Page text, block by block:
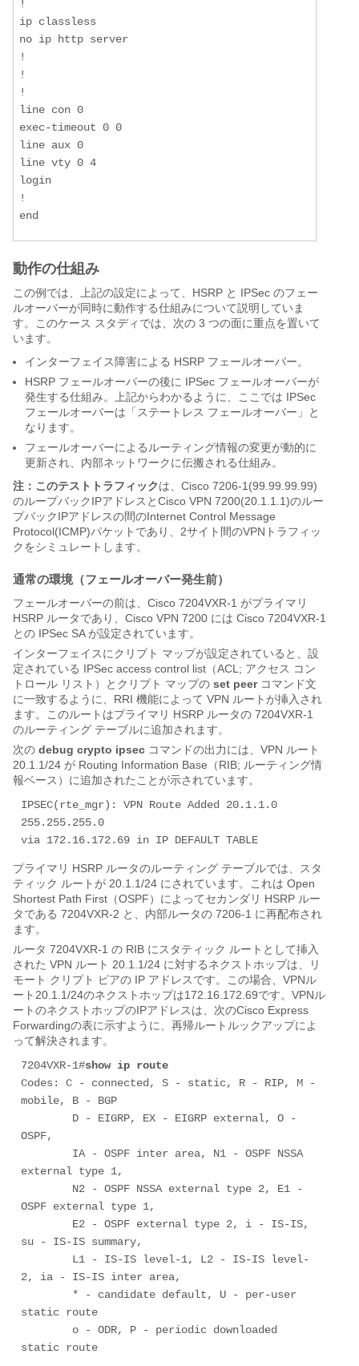
!
ip classless
no ip http server
!
!
!
line con 0
exec-timeout 0 0
line aux 0
line vty 0 4
login
!
end
動作の仕組み
この例では、上記の設定によって、HSRP と IPSec のフェー
ルオーバーが同時に動作する仕組みについて説明していま
す。このケース スタディでは、次の 3 つの面に重点を置いて
います。
インターフェイス障害による HSRP フェールオーバー。
HSRP フェールオーバーの後に IPSec フェールオーバーが
発生する仕組み。上記からわかるように、ここでは IPSec
フェールオーバーは「ステートレス フェールオーバー」と
なります。
フェールオーバーによるルーティング情報の変更が動的に
更新され、内部ネットワークに伝搬される仕組み。
注：このテストトラフィックは、Cisco 7206-1(99.99.99.99)
のループバックIPアドレスとCisco VPN 7200(20.1.1.1)のルー
プバックIPアドレスの間のInternet Control Message
Protocol(ICMP)パケットであり、2サイト間のVPNトラフィッ
クをシミュレートします。
通常の環境（フェールオーバー発生前）
フェールオーバーの前は、Cisco 7204VXR-1 がプライマリ
HSRP ルータであり、Cisco VPN 7200 には Cisco 7204VXR-1
との IPSec SA が設定されています。
インターフェイスにクリプト マップが設定されていると、設
定されている IPSec access control list（ACL; アクセス コン
トロール リスト）とクリプト マップの set peerコマンド文
に一致するように、RRI 機能によって VPN ルートが挿入され
ます。このルートはプライマリ HSRP ルータの 7204VXR-1
のルーティング テーブルに追加されます。
次の debug crypto ipsec コマンドの出力には、VPN ルート
20.1.1/24 が Routing Information Base（RIB; ルーティング情
報ベース）に追加されたことが示されています。
IPSEC(rte_mgr): VPN Route Added 20.1.1.0
255.255.255.0
via 172.16.172.69 in IP DEFAULT TABLE
プライマリ HSRP ルータのルーティング テーブルでは、スタ
ティック ルートが 20.1.1/24 にされています。これは Open
Shortest Path First（OSPF）によってセカンダリ HSRP ルー
タである 7204VXR-2 と、内部ルータの 7206-1 に再配布され
ます。
ルータ 7204VXR-1 の RIB にスタティック ルートとして挿入
された VPN ルート 20.1.1/24 に対するネクストホップは、リ
モート クリプト ピアの IP アドレスです。この場合、VPNル
ート20.1.1/24のネクストホップは172.16.172.69です。VPNル
ートのネクストホップのIPアドレスは、次のCisco Express
Forwardingの表に示すように、再帰ルートルックアップによ
って解決されます。
7204VXR-1#show ip route
Codes: C - connected, S - static, R - RIP, M -
mobile, B - BGP
OSPF,
external type 1,
OSPF external type 1,
su - IS-IS summary,
2, ia - IS-IS inter area,
static route
static route